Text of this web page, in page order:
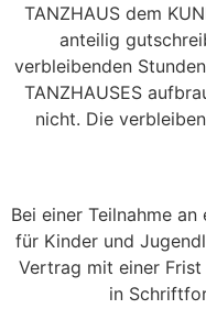
TANZHAUS dem
anteilig
verbleibenden
TANZHAUSES
nicht. Die
Bei einer Teilnahme
für Kinder und
Vertrag mit einer
in